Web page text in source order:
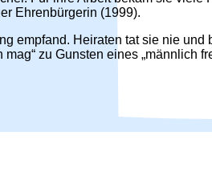
Ehrenbürgerin (1999).
empfand. Heiraten tat sie nie
zu Gunsten eines „männlich